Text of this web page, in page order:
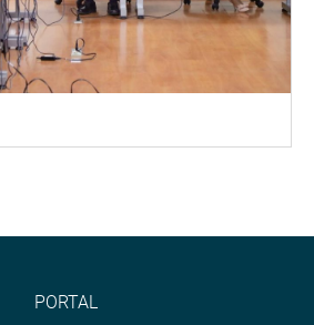
PORTAL